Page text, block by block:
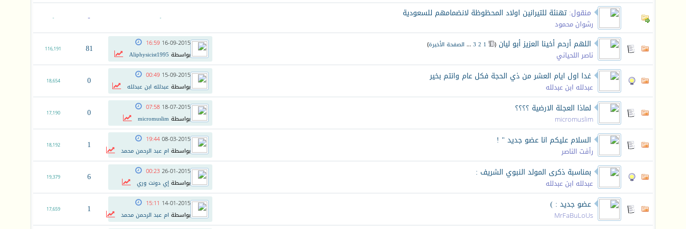
منقول: تهنئة للتيرانين اولاد المحظوظة لانضمامهم للسعودية
رشوان محمود -
-
-
اللهم أرحم أخينا العزيز أبو ليان (
1
2
3
... الصفحة الأخيرة)
ناصر اللحياني
16-09-2015
16:59
بواسطة Aliphysicist1995
81
116,191
غدا اول ايام العشر من ذي الحجة فكل عام وانتم بخير
عبدلله ابن عبدلله
15-09-2015
00:49
بواسطةعبدلله ابن عبدلله 0
18,654
لماذا العجلة الارضية ؟؟؟؟
micromuslim
18-07-2015
07:58
بواسطةmicromuslim
0
17,190
السلام عليكم انا عضو جديد " !
رأفت الناصر
08-03-2015
19:44
بواسطة ام عبد الرحمن محمد 1
18,192
بمناسبة ذكرى المولد النبوي الشريف :
عبدلله ابن عبدلله
26-01-2015
00:23
بواسطةإي دونت وري 6
19,379
عضو جديد : )
MrFaBuLoUs
14-01-2015
15:11
بواسطة ام عبد الرحمن محمد 1
17,659